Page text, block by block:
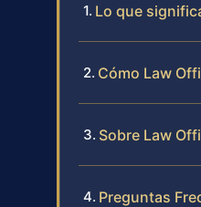
Lo que
Cómo Law
Sobre Law
Preguntas